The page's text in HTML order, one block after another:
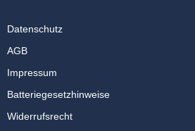
Datenschutz
AGB
Impressum
Batteriegesetzhinweise
Widerrufsrecht